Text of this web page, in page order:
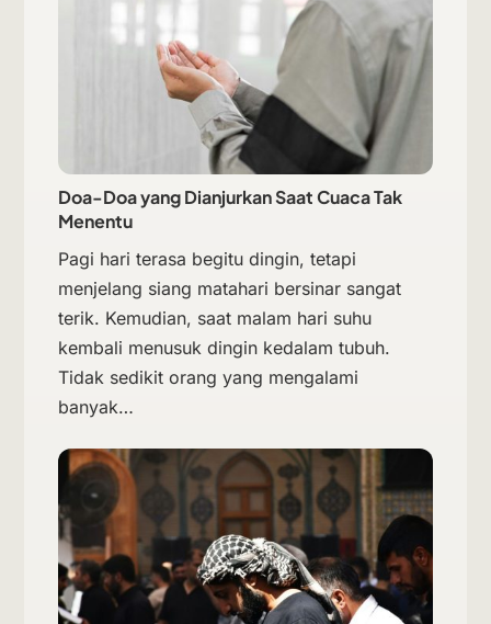
Doa-Doa yang Dianjurkan Saat Cuaca Tak
Menentu
Pagi hari terasa begitu dingin, tetapi
menjelang siang matahari bersinar sangat
terik. Kemudian, saat malam hari suhu
kembali menusuk dingin kedalam tubuh.
Tidak sedikit orang yang mengalami
banyak…